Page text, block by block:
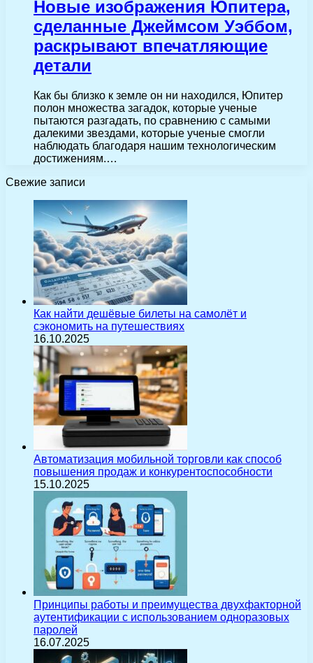
Новые изображения Юпитера,
сделанные Джеймсом Уэббом,
раскрывают впечатляющие
детали
Как бы близко к земле он ни находился, Юпитер
полон множества загадок, которые ученые
пытаются разгадать, по сравнению с самыми
далекими звездами, которые ученые смогли
наблюдать благодаря нашим технологическим
достижениям.…
Свежие записи
Как найти дешёвые билеты на самолёт и
сэкономить на путешествиях
16.10.2025
Автоматизация мобильной торговли как способ
повышения продаж и конкурентоспособности
15.10.2025
Принципы работы и преимущества двухфакторной
аутентификации с использованием одноразовых
паролей
16.07.2025